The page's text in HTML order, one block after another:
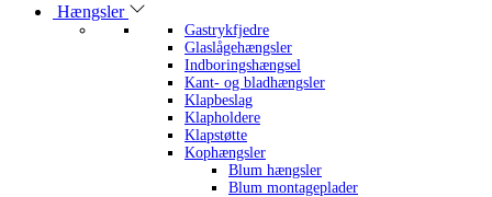
Hængsler
Gastrykfjedre
Glaslågehængsler
Indboringshængsel
Kant- og bladhængsler
Klapbeslag
Klapholdere
Klapstøtte
Kophængsler
Blum hængsler
Blum montageplader